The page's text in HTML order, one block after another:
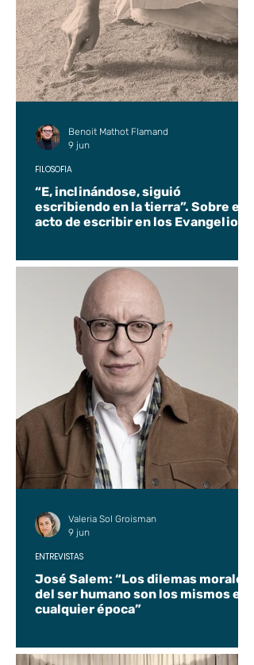
“E, inclinándose, siguió
escribiendo en la tierra”. Sobre el
acto de escribir en los Evangelios.
FILOSOFÍA
Benoit Mathot Flamand
9 jun
José Salem: “Los dilemas morales
del ser humano son los mismos en
cualquier época”
ENTREVISTAS
Valeria Sol Groisman
9 jun